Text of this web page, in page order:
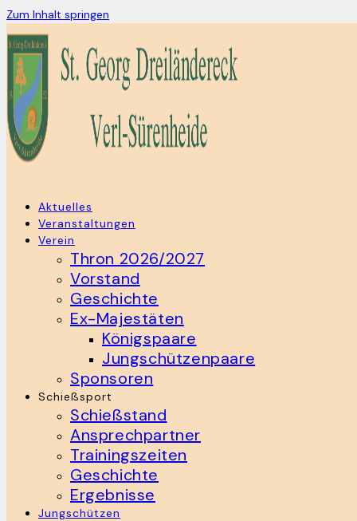
Zum Inhalt springen
Aktuelles
Veranstaltungen
Verein
Thron 2026/2027
Vorstand
Geschichte
Ex-Majestäten
Königspaare
Jungschützenpaare
Sponsoren
Schießsport
Schießstand
Ansprechpartner
Trainingszeiten
Geschichte
Ergebnisse
Jungschützen